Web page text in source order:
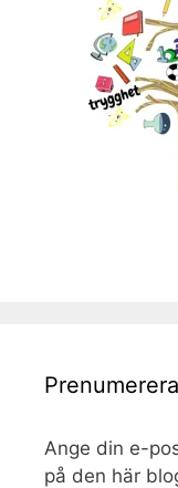
Ange din e-
på den här